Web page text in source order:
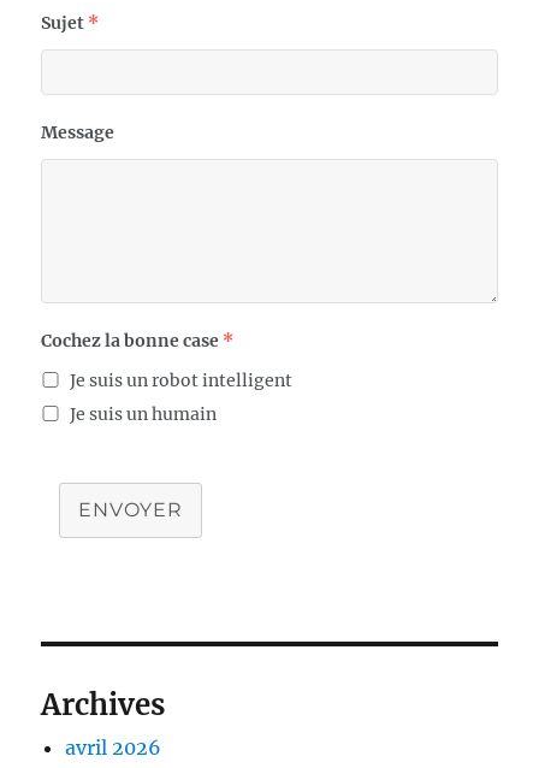
Sujet *
Message
Cochez la bonne case *
Je suis un robot intelligent
Je suis un humain
ENVOYER
Archives
avril 2026